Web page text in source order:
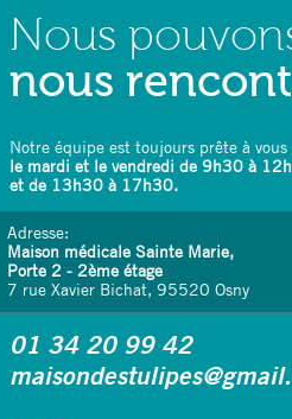
Nous
nous
Notre équipe est toujours prête à
le mardi et le vendredi de 9h30 à
et de 13h30 à 17h30.
Adresse:
Maison médicale Sainte Marie,
Porte 2 - 2ème étage
7 rue Xavier Bichat, 95520 Osny
01 34 20 99 42